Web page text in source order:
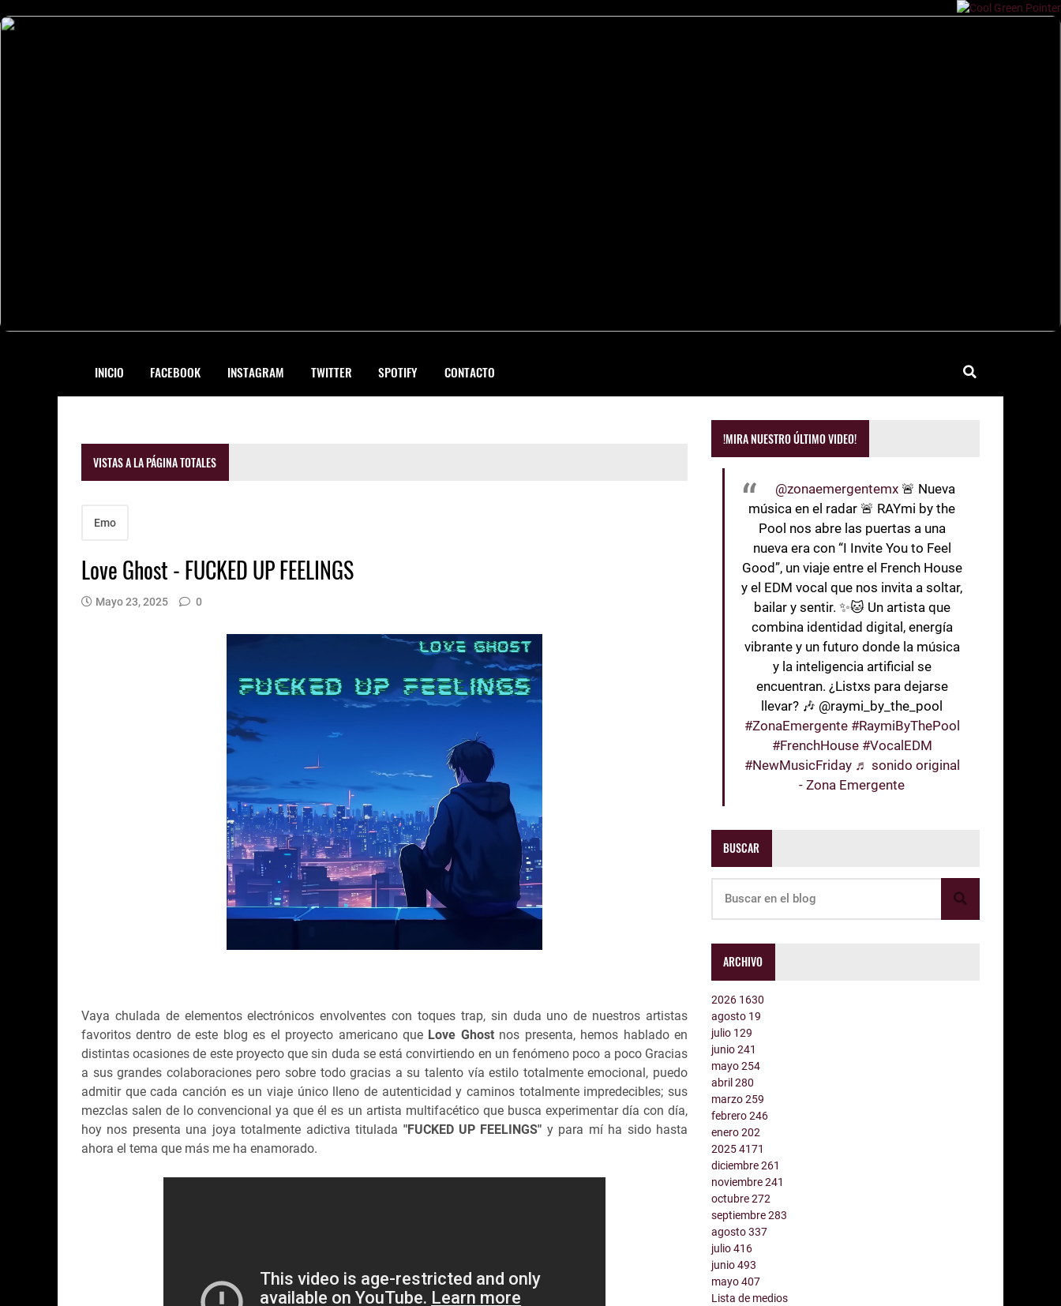
INICIO FACEBOOK INSTAGRAM TWITTER SPOTIFY CONTACTO
VISTAS A LA PÁGINA TOTALES
Emo
Love Ghost - FUCKED UP FEELINGS
Mayo 23, 2025 0
Vaya chulada de elementos electrónicos envolventes con toques trap, sin duda uno de nuestros artistas
favoritos dentro de este blog es el proyecto americano que Love Ghost nos presenta, hemos hablado en
distintas ocasiones de este proyecto que sin duda se está convirtiendo en un fenómeno poco a poco Gracias
a sus grandes colaboraciones pero sobre todo gracias a su talento vía estilo totalmente emocional, puedo
admitir que cada canción es un viaje único lleno de autenticidad y caminos totalmente impredecibles; sus
mezclas salen de lo convencional ya que él es un artista multifacético que busca experimentar día con día,
hoy nos presenta una joya totalmente adictiva titulada "FUCKED UP FEELINGS" y para mí ha sido hasta
ahora el tema que más me ha enamorado.
!MIRA NUESTRO ÚLTIMO VIDEO!
@zonaemergentemx 🚨 Nueva
música en el radar 🚨 RAYmi by the
Pool nos abre las puertas a una
nueva era con “I Invite You to Feel
Good”, un viaje entre el French House
y el EDM vocal que nos invita a soltar,
bailar y sentir. ✨🐱 Un artista que
combina identidad digital, energía
vibrante y un futuro donde la música
y la inteligencia artificial se
encuentran. ¿Listxs para dejarse
llevar? 🎶 @raymi_by_the_pool
#ZonaEmergente #RaymiByThePool
#FrenchHouse #VocalEDM
#NewMusicFriday ♬ sonido original
- Zona Emergente
BUSCAR
ARCHIVO
2026 1630
agosto 19
julio 129
junio241
mayo254
abril280
marzo259
febrero246
enero202
20254171
diciembre261
noviembre241
octubre272
septiembre283
agosto337
julio416
junio493
mayo407
Lista de medios